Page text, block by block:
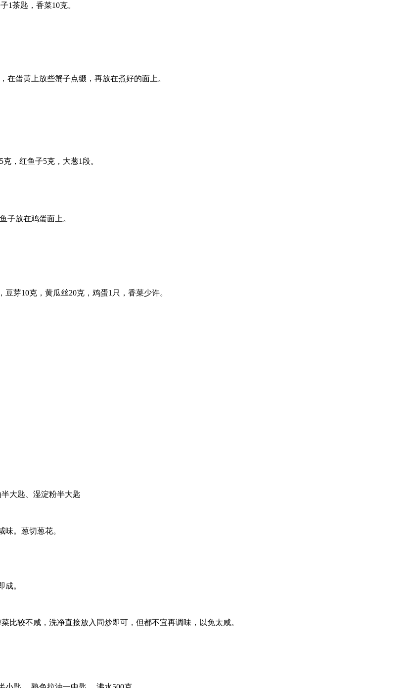
茶匙，香菜10克。
蛋黄上放些蟹子点缀，再放在煮好的面上。
，红鱼子5克，大葱1段。
子放在鸡蛋面上。
芽10克，黄瓜丝20克，鸡蛋1只，香菜少许。
大匙、湿淀粉半大匙
。葱切葱花。
。
比较不咸，洗净直接放入同炒即可，但都不宜再调味，以免太咸。